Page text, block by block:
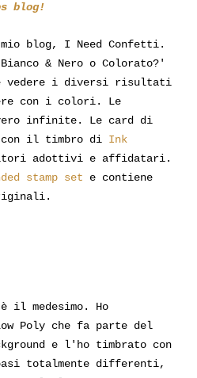
blog!
blog, I Need Confetti.
& Nero o Colorato?'
vedere i diversi risultati
con i colori. Le
infinite. Le card di
con il timbro di Ink
adottivi e affidatari.
stamp set e contiene
il medesimo. Ho
Poly che fa parte del
e l'ho timbrato con
totalmente differenti,